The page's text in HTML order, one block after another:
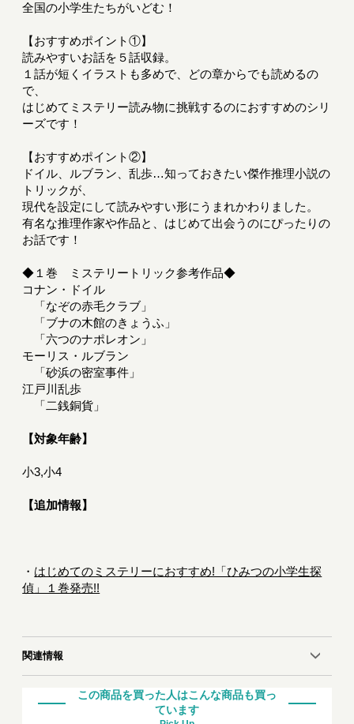
全国の小学生たちがいどむ！
【おすすめポイント①】
読みやすいお話を５話収録。
１話が短くイラストも多めで、どの章からでも読めるの
で、
はじめてミステリー読み物に挑戦するのにおすすめのシリ
ーズです！
【おすすめポイント②】
ドイル、ルブラン、乱歩…知っておきたい傑作推理小説の
トリックが、
現代を設定にして読みやすい形にうまれかわりました。
有名な推理作家や作品と、はじめて出会うのにぴったりの
お話です！
◆１巻 ミステリートリック参考作品◆
コナン・ドイル
「なぞの赤毛クラブ」
「ブナの木館のきょうふ」
「六つのナポレオン」
モーリス・ルブラン
「砂浜の密室事件」
江戸川乱歩
「二銭銅貨」
【対象年齢】
小3,小4
【追加情報】
・ はじめてのミステリーにおすすめ!「ひみつの小学生探
偵」１巻発売!!
関連情報
この商品を買った人はこんな商品も買っ
ています